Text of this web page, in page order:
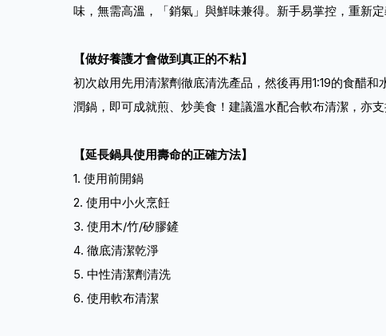
味，無需高溫，「銷氣」與鮮味兼得。新手易掌控，重新定
【做好養護才會做到真正的不粘】
初次啟用先用清潔劑徹底清洗產品，然後再用1:19的食醋
潤鍋，即可成就煎、炒美食！建議溫水配合軟布清潔，亦支
【延長鍋具使用壽命的正確方法】
1. 使用前開鍋
2. 使用中小火烹飪
3. 使用木/竹/矽膠鏟
4. 徹底清潔乾淨
5. 中性清潔劑清洗
6. 使用軟布清潔